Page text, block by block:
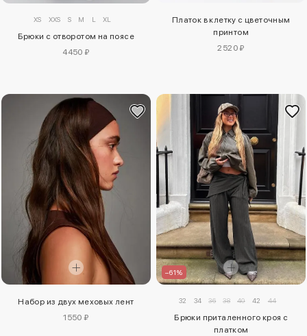
XS XXS S M L XL
Брюки с отворотом на поясе
4450 ₽
Платок в клетку с цветочным
принтом
2520 ₽
Набор из двух меховых лент
1550 ₽
–61%
32 34 36 38 40 42 44
Брюки приталенного кроя с
платком